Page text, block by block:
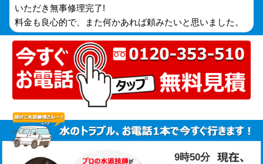
いただき無事修理完了!
料金も良心的で、また何かあれば頼みたいと思いました。
9時50分